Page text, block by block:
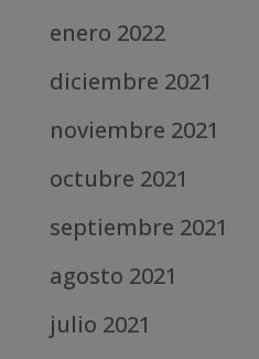
enero 2022
diciembre 2021
noviembre 2021
octubre 2021
septiembre 2021
agosto 2021
julio 2021